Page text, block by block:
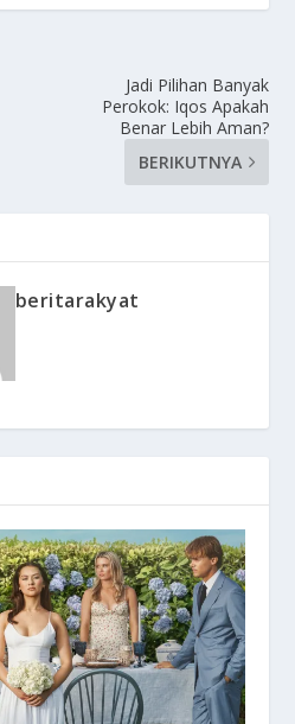
Jadi Pilihan Banyak
Perokok: Iqos Apakah
Benar Lebih Aman?
BERIKUTNYA
beritarakyat